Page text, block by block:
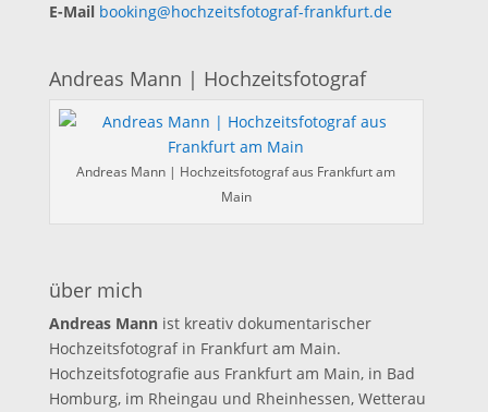
E-Mail booking@hochzeitsfotograf-frankfurt.de
Andreas Mann | Hochzeitsfotograf
Andreas Mann | Hochzeitsfotograf aus Frankfurt am
Main
über mich
Andreas Mannist kreativ dokumentarischer
Hochzeitsfotograf in Frankfurt am Main.
Hochzeitsfotografie aus Frankfurt am Main, in Bad
Homburg, im Rheingau und Rheinhessen, Wetterau